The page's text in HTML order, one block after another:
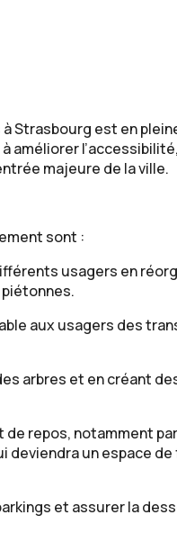
Strasbourg est en
améliorer
majeure de la ville.
sont :
usagers en
aux usagers des
arbres et en créant
de repos, notamment par
deviendra un espace
et assurer la